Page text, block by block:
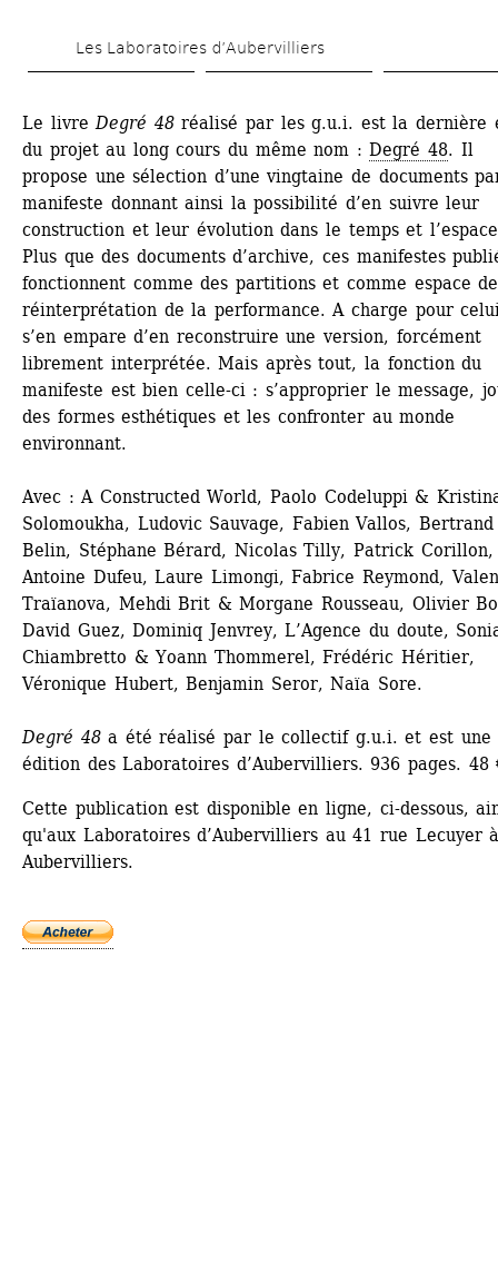
au
principal
Les Laboratoires d’Aubervilliers
Le livre Degré 48réalisé par les g.u.i. est la dernière
du projet au long cours du même nom : Degré 48. Il
propose une sélection d’une vingtaine de documents
manifeste donnant ainsi la possibilité d’en suivre leur
construction et leur évolution dans le temps et
Plus que des documents d’archive, ces manifestes
fonctionnent comme des partitions et comme espace de
réinterprétation de la performance. A charge pour
s’en empare d’en reconstruire une version, forcément
librement interprétée. Mais après tout, la fonction du
manifeste est bien celle-ci : s’approprier le message,
des formes esthétiques et les confronter au monde
environnant.
Avec : A Constructed World, Paolo Codeluppi &
Solomoukha, Ludovic Sauvage, Fabien Vallos, Bertrand
Belin, Stéphane Bérard, Nicolas Tilly, Patrick Corillon,
Antoine Dufeu, Laure Limongi, Fabrice Reymond,
Traïanova, Mehdi Brit & Morgane Rousseau, Olivier
David Guez, Dominiq Jenvrey, L’Agence du doute,
Chiambretto & Yoann Thommerel, Frédéric Héritier,
Véronique Hubert, Benjamin Seror, Naïa Sore.
Degré 48a été réalisé par le collectif g.u.i. et est une
édition des Laboratoires d’Aubervilliers. 936 pages. 48
Cette publication est disponible en ligne, ci-dessous,
qu'aux Laboratoires d’Aubervilliers au 41 rue Lecuyer
Aubervilliers.